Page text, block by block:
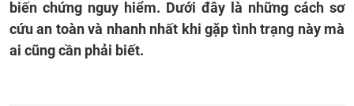
biến chứng nguy hiểm. Dưới đây là những cách sơ
cứu an toàn và nhanh nhất khi gặp tình trạng này mà
ai cũng cần phải biết.